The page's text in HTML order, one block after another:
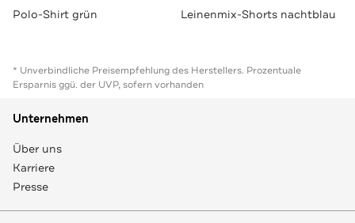
Polo-Shirt grün Leinenmix-Shorts nachtblau
* Unverbindliche Preisempfehlung des Herstellers. Prozentuale
Ersparnis ggü. der UVP, sofern vorhanden
Unternehmen
Über uns
Karriere
Presse